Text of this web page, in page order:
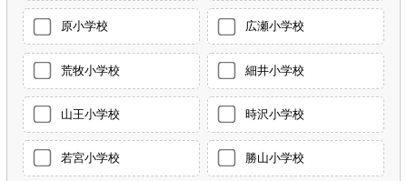
原小学校 広瀬小学校
荒牧小学校 細井小学校
山王小学校 時沢小学校
若宮小学校 勝山小学校